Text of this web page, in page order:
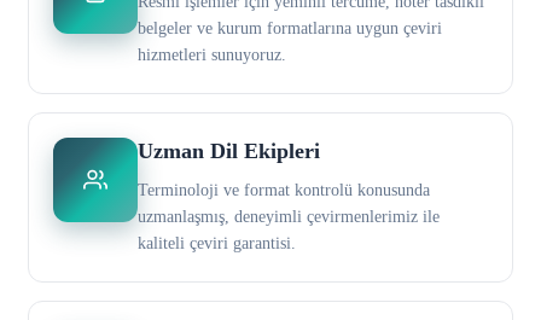
belgeler ve kurum formatlarına uygun çeviri
hizmetleri sunuyoruz.
Uzman Dil Ekipleri
Terminoloji ve format kontrolü konusunda
uzmanlaşmış, deneyimli çevirmenlerimiz ile
kaliteli çeviri garantisi.